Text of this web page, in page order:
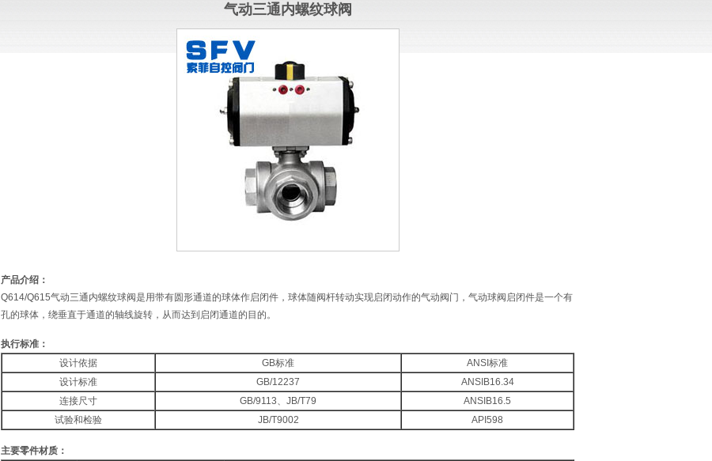
气动三通内螺纹球阀
产品介绍：
Q614/Q615气动三通内螺纹球阀是用带有圆形通道的球体作启闭件，球体随阀杆转动实现启闭动作的气动阀门，气动球阀启闭件是一个有
孔的球体，绕垂直于通道的轴线旋转，从而达到启闭通道的目的。
执行标准：
设计依据
GB标准
ANSI标准
设计标准
GB/12237
ANSIB16.34
连接尺寸
GB/9113、JB/T79
ANSIB16.5
试验和检验
JB/T9002 API598
主要零件材质：